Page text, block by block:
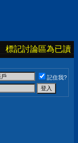
標記討論區為已讀
記住我?